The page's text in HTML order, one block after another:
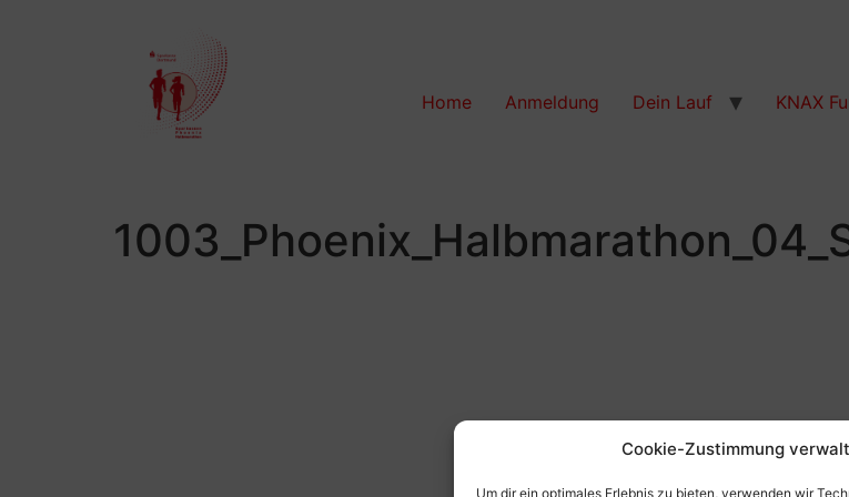
Cookie-Zustimmung
Um dir ein optimales Erlebnis zu bieten, verwenden wir
Home Anmeldung Dein Lauf KNAX